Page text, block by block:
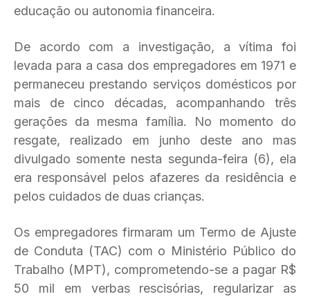
educação ou autonomia financeira.
De acordo com a investigação, a vítima foi
levada para a casa dos empregadores em 1971 e
permaneceu prestando serviços domésticos por
mais de cinco décadas, acompanhando três
gerações da mesma família. No momento do
resgate, realizado em junho deste ano mas
divulgado somente nesta segunda-feira (6), ela
era responsável pelos afazeres da residência e
pelos cuidados de duas crianças.
Os empregadores firmaram um Termo de Ajuste
de Conduta (TAC) com o Ministério Público do
Trabalho (MPT), comprometendo-se a pagar R$
50 mil em verbas rescisórias, regularizar as